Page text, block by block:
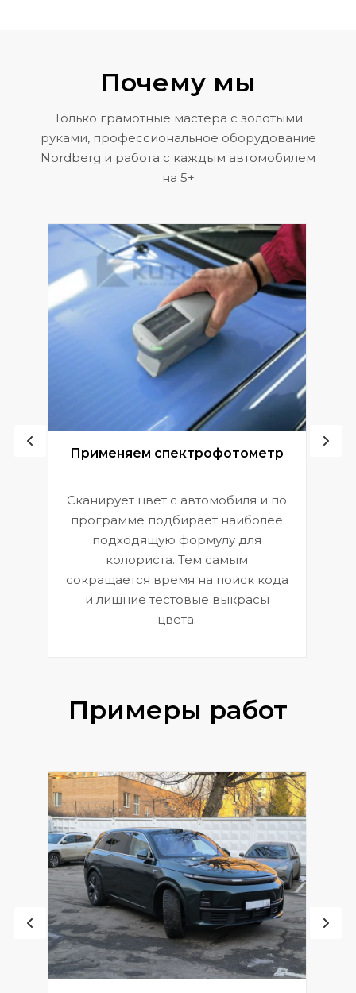
Почему мы
Только грамотные мастера с золотыми
руками, профессиональное оборудование
Nordberg и работа с каждым автомобилем
на 5+
Применяем спектрофотометр
Сканирует цвет с автомобиля и по
программе подбирает наиболее
подходящую формулу для
колориста. Тем самым
сокращается время на поиск кода
и лишние тестовые выкрасы
цвета.
Примеры работ